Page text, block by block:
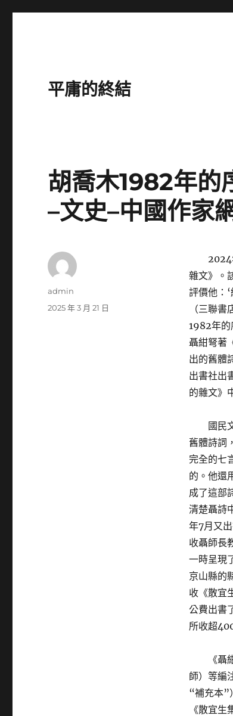
平庸的終結
胡喬木1982年的
–文史–中國作家
2024
雜文》。
評價他：
（三聯
1982年的
聶紺弩著
出的舊體
出書社出
的雜文》
國民
舊體詩詞
完全的七
的。他還
成了這部
清楚聶詩
年7月又
收聶師長
一時呈現
京山縣的
收《散宜
公費出書
所收超
《
師）等編
“補充本”
《散宜
作
admin
發
2025 年 3 月 21 日